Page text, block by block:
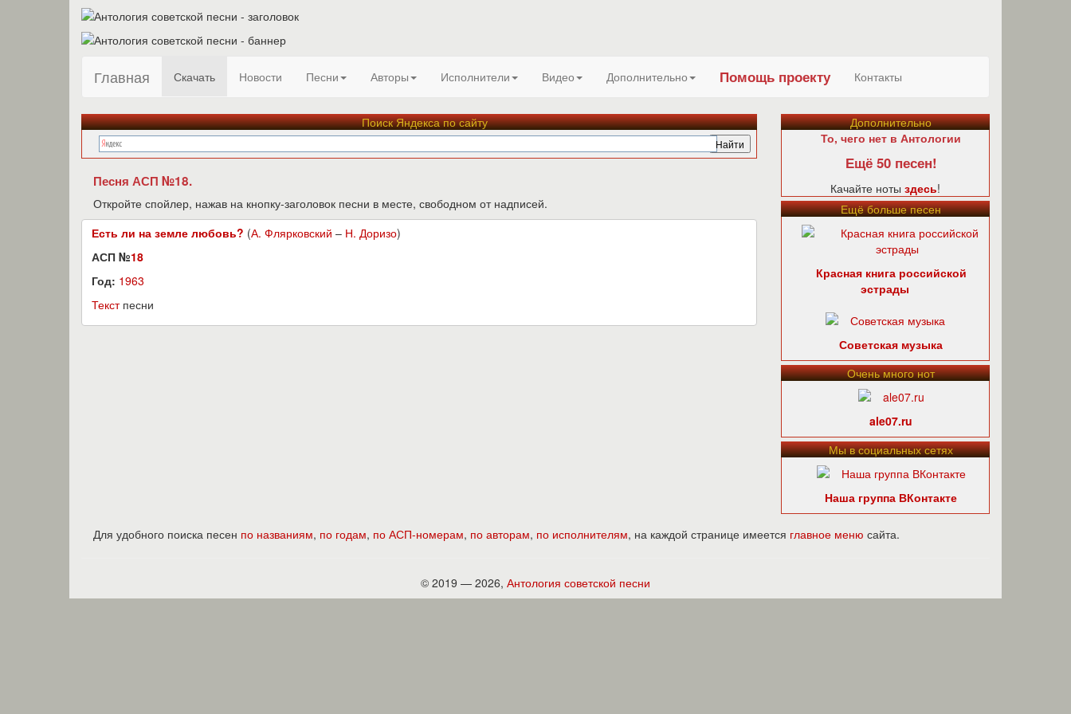
Главная Скачать Новости Песни Авторы Исполнители Видео Дополнительно Помощь проекту Контакты
Поиск Яндекса по сайту
Песня АСП №18.
Откройте спойлер, нажав на кнопку-заголовок песни в месте, свободном от надписей.
Есть ли на земле любовь? (А. Флярковский – Н. Доризо)
АСП №18
Год: 1963
Текстпесни
Дополнительно
То, чего нет в Антологии
Ещё 50 песен!
Качайте ноты здесь!
Ещё больше песен
Красная книга российской
эстрады
Советская музыка
Очень много нот
ale07.ru
Мы в социальных сетях
Наша группа ВКонтакте
Для удобного поиска песен по названиям, по годам, по АСП-номерам, по авторам, по исполнителям, на каждой странице имеется главное меню сайта.
© 2019 — 2026, Антология советской песни